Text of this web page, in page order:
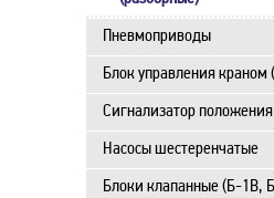
Пневмоприводы
Блок управления краном
Сигнализатор
Насосы шестеренчатые
Блоки клапанные (Б-1В,